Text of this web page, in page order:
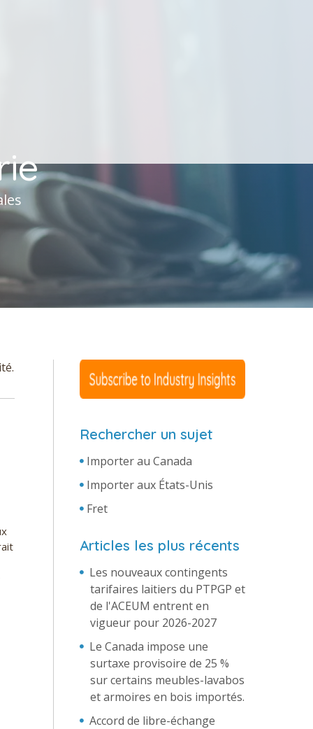
Rechercher un sujet
Importer au Canada
Importer aux États-Unis
Fret
Articles les plus récents
Les nouveaux contingents
tarifaires laitiers du PTPGP et
de l'ACEUM entrent en
vigueur pour 2026-2027
Le Canada impose une
surtaxe provisoire de 25 %
sur certains meubles-lavabos
et armoires en bois importés.
Accord de libre-échange